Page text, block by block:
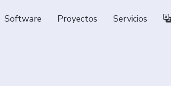
Software Proyectos Servicios